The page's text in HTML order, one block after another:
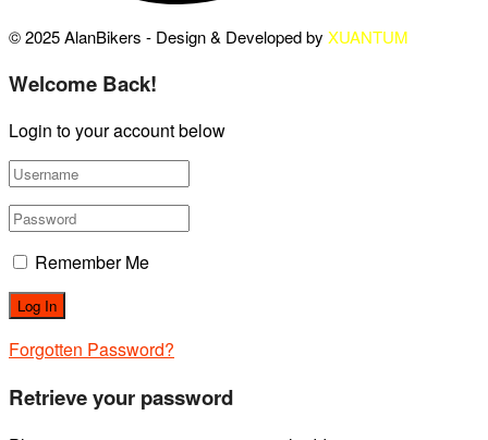
© 2025 AlanBikers - Design & Developed by XUANTUM
Welcome Back!
Login to your account below
Remember Me
Forgotten Password?
Retrieve your password